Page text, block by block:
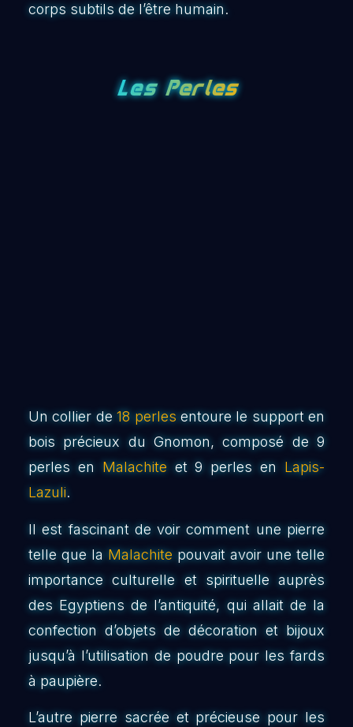
corps subtils de l’être humain.
Les Perles
Un collier de18 perles entoure le support en
bois précieux du Gnomon, composé de 9
perles en Malachite et 9 perles en Lapis-
Lazuli.
Il est fascinant de voir comment une pierre
telle que la Malachite pouvait avoir une telle
importance culturelle et spirituelle auprès
des Egyptiens de l’antiquité, qui allait de la
confection d’objets de décoration et bijoux
jusqu’à l’utilisation de poudre pour les fards
à paupière.
L’autre pierre sacrée et précieuse pour les